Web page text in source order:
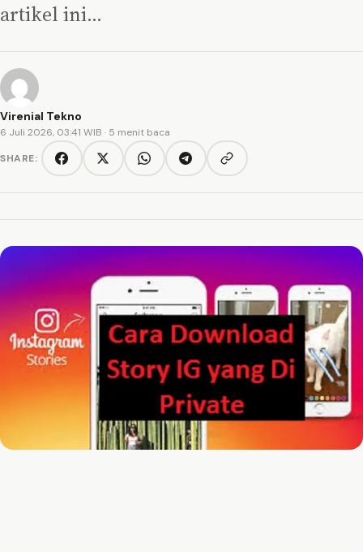
artikel ini…
Virenial Tekno
6 Juli 2026, 03:41 WIB · 5 menit baca
SHARE:
FacebookTwitter/XWhatsAppTelegramCopy link